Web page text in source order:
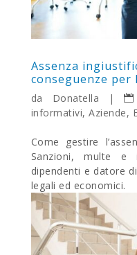
Assenza
conseguenze per
da Donatella |
informativi,Aziende,
Come gestire
Sanzioni, multe e
dipendenti e datore
legali ed economici.